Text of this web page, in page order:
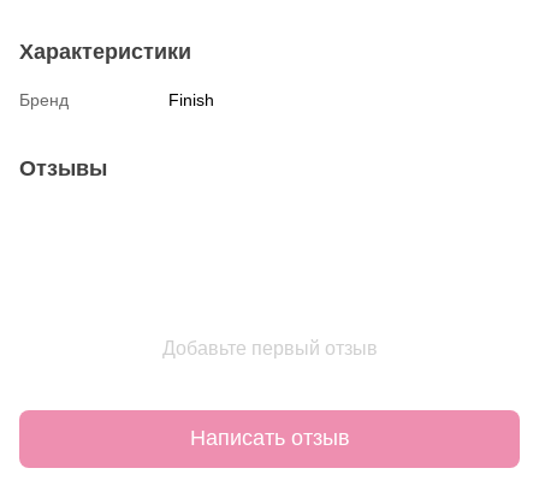
Характеристики
Бренд Finish
Отзывы
Добавьте первый отзыв
Написать отзыв